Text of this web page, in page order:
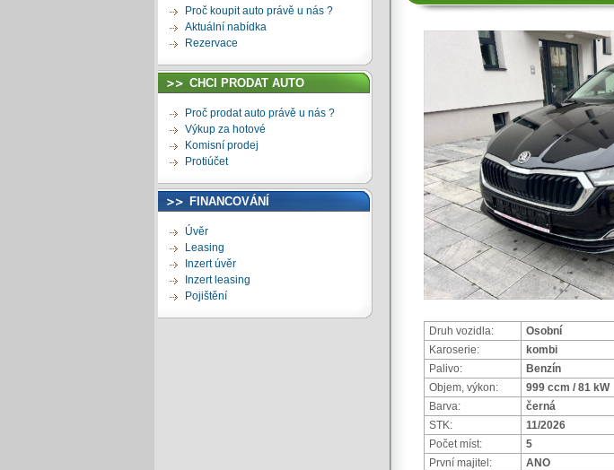
Proč koupit auto právě u nás ?
Aktuální nabídka
Rezervace
CHCI PRODAT AUTO
Proč prodat auto právě u nás ?
Výkup za hotové
Komisní prodej
Protiúčet
FINANCOVÁNÍ
Úvěr
Leasing
Inzert úvěr
Inzert leasing
Pojištění
Druh vozidla:
Osobní
Karoserie:
kombi
Palivo:
Benzín
Objem, výkon:
999 ccm / 81 kW
Barva:
černá
STK:
11/2026
Počet míst:
5
První majitel:
ANO